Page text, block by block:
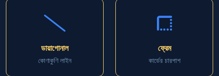
ডায়াগোনাল
কোণাকুণি লাইন
ফ্রেম
কার্ডের চারপাশ